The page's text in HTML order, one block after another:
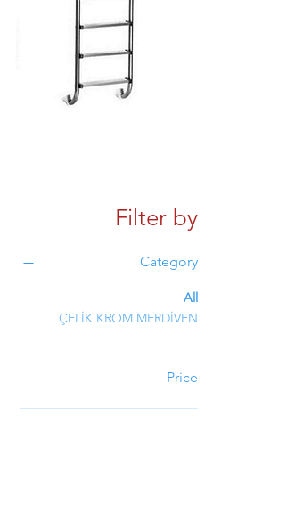
Filter by
Category
All
ÇELİK KROM MERDİVEN
Price